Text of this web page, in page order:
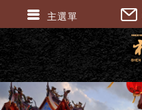
主選單